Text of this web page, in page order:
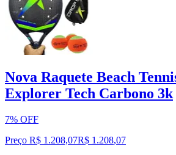
Nova Raquete Beach
Explorer Tech Carbono 3k
7% OFF
Preço R$ 1.208,07R$ 1.208,07